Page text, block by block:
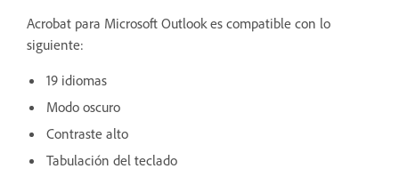
Acrobat para Microsoft Outlook es compatible con lo
siguiente:
19 idiomas
Modo oscuro
Contraste alto
Tabulación del teclado